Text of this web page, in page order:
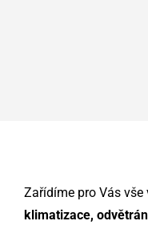
Zařídíme pro Vás vše
klimatizace,